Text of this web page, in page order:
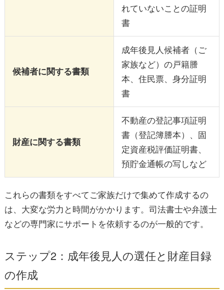
れていないことの証明
書
候補者に関する書類
成年後見人候補者（ご
家族など）の戸籍謄
本、住民票、身分証明
書
財産に関する書類
不動産の登記事項証明
書（登記簿謄本）、固
定資産税評価証明書、
預貯金通帳の写しなど
これらの書類をすべてご家族だけで集めて作成するの
は、大変な労力と時間がかかります。司法書士や弁護士
などの専門家にサポートを依頼するのが一般的です。
ステップ2：成年後見人の選任と財産目録
の作成